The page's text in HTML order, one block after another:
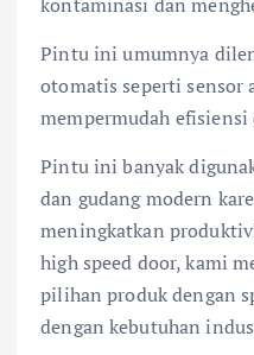
Pintu ini umumnya
otomatis seperti sensor
mempermudah
Pintu ini banyak
dan gudang modern
meningkatkan
high speed door, kami
pilihan produk dengan
dengan kebutuhan